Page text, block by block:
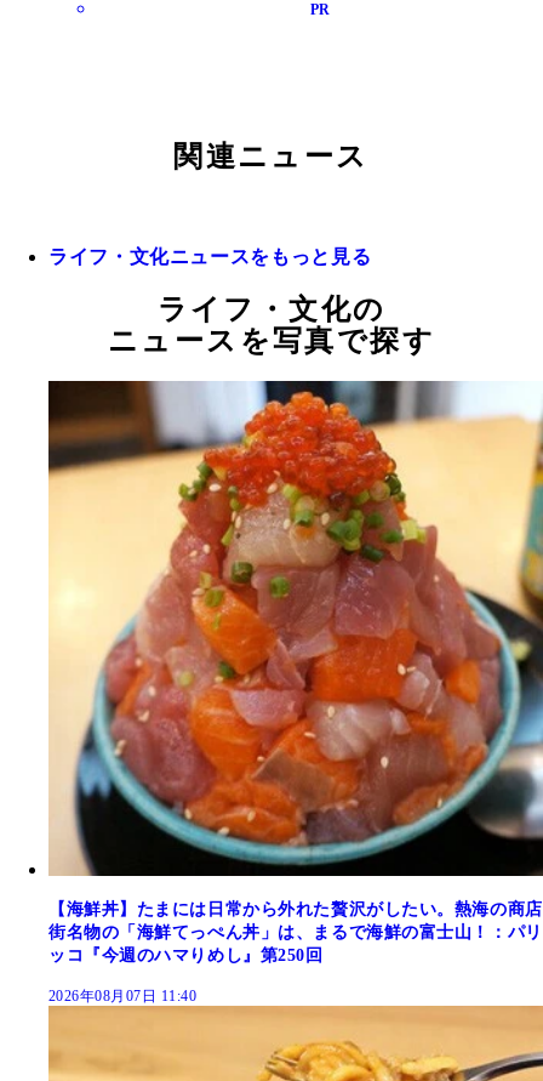
PR
関連ニュース
ライフ・文化ニュースをもっと見る
ライフ・文化の
ニュースを写真で探す
【海鮮丼】たまには日常から外れた贅沢がしたい。熱海の商店
街名物の「海鮮てっぺん丼」は、まるで海鮮の富士山！：パリ
ッコ『今週のハマりめし』第250回
2026年08月07日 11:40